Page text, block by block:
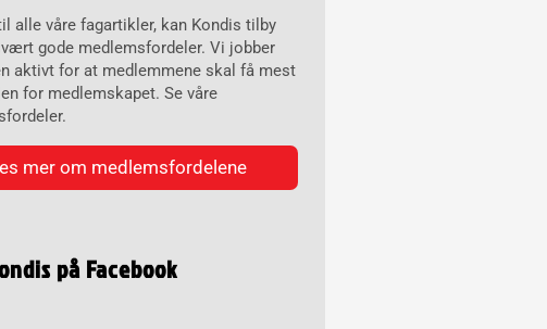
alle våre fagartikler, kan Kondis tilby
gode medlemsfordeler. Vi jobber
aktivt for at medlemmene skal få mest
for medlemskapet. Se våre
mer om medlemsfordelene
på Facebook